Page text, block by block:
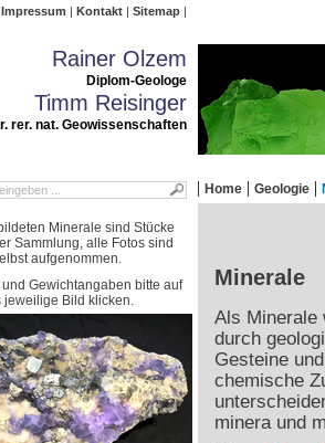
Impressum Kontakt Sitemap
Rainer Olzem
Diplom-Geologe
Timm Reisinger
rer. nat. Geowissenschaften
Home Geologie
Minerale sind Stücke
Sammlung, alle Fotos sind
aufgenommen.
Gewichtangaben bitte auf
jeweilige Bild klicken.
Minerale
Als Minerale
durch
Gesteine
chemische
minera und